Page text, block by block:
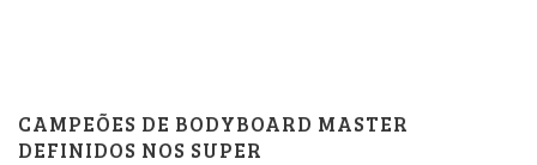
CAMPEÕES DE BODYBOARD MASTER
DEFINIDOS NOS SUPER